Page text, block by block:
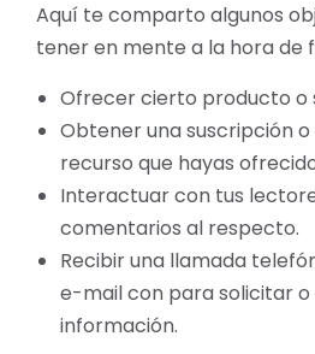
Aquí te comparto algunos
tener en mente a la hora de
Ofrecer cierto producto o
Obtener una suscripción
recurso que hayas
Interactuar con tus
comentarios al respecto.
Recibir una llamada
e-mail con para solicitar
información.